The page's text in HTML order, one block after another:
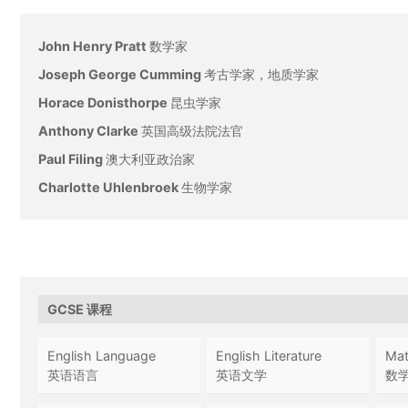
John Henry Pratt 数学家
Joseph George Cumming考古学家，地质学家
Horace Donisthorpe 昆虫学家
Anthony Clarke 英国高级法院法官
Paul Filing澳大利亚政治家
Charlotte Uhlenbroek生物学家
GCSE 课程
English Language
英语语言
English Literature
英语文学
数